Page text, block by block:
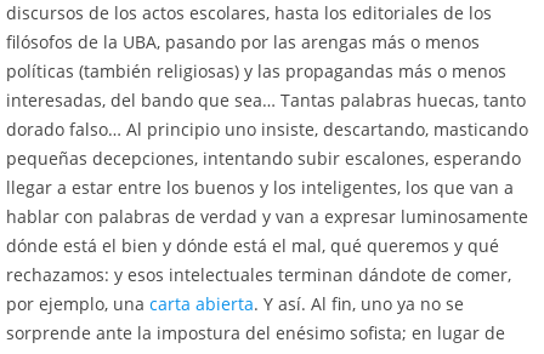
discursos de los actos escolares, hasta los editoriales de los
filósofos de la UBA, pasando por las arengas más o menos
políticas (también religiosas) y las propagandas más o menos
interesadas, del bando que sea… Tantas palabras huecas, tanto
dorado falso… Al principio uno insiste, descartando, masticando
pequeñas decepciones, intentando subir escalones, esperando
llegar a estar entre los buenos y los inteligentes, los que van a
hablar con palabras de verdad y van a expresar luminosamente
dónde está el bien y dónde está el mal, qué queremos y qué
rechazamos: y esos intelectuales terminan dándote de comer,
por ejemplo, una carta abierta. Y así. Al fin, uno ya no se
sorprende ante la impostura del enésimo sofista; en lugar de